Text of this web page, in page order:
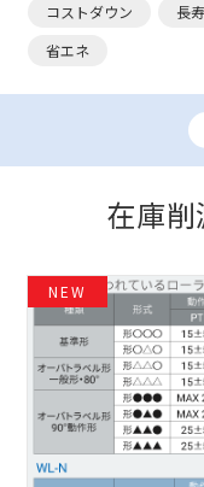
コストダウン
長
省エネ
在庫
NEW